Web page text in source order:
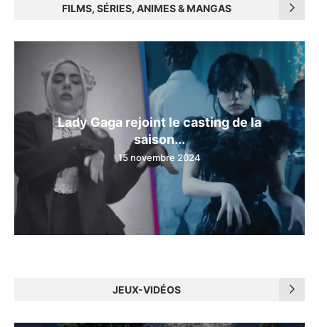
FILMS, SÉRIES, ANIMES & MANGAS
Lady Gaga rejoint le casting de la
saison...
15 novembre 2024
JEUX-VIDÉOS